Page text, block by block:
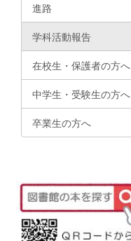
進路
学科活動報告
在校生・保護者の方へ
中学生・受験生の方へ
卒業生の方へ